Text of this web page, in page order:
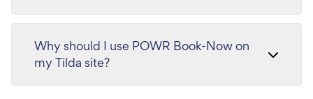
Why should I use POWR Book-Now on
my Tilda site?